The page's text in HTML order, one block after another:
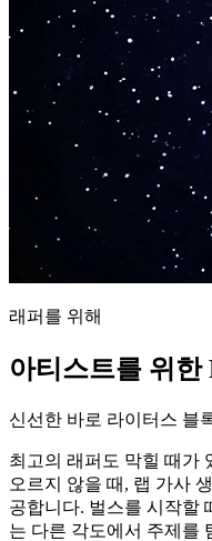
래퍼를 위해
아티스트를 위
신선한 바로 라이터스 블
최고의 래퍼도 막힐 때가
오르지 않을 때, 랩 가사
공합니다. 벌스를 시작할
는 다른 각도에서 주제를